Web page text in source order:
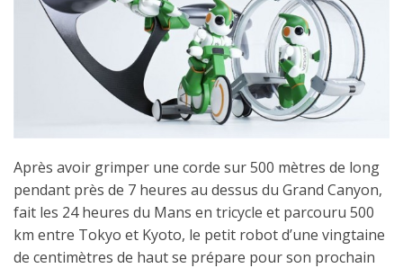
Après avoir grimper une corde sur 500 mètres de long
pendant près de 7 heures au dessus du Grand Canyon,
fait les 24 heures du Mans en tricycle et parcouru 500
km entre Tokyo et Kyoto, le petit robot d’une vingtaine
de centimètres de haut se prépare pour son prochain